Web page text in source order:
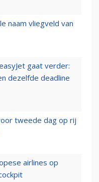
naam vliegveld van
gaat verder:
dezelfde deadline
tweede dag op rij
airlines op